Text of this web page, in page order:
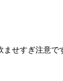
せすぎ注意で